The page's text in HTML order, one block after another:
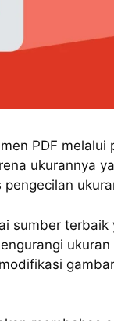
PDF
ukurannya
sumber terbaik